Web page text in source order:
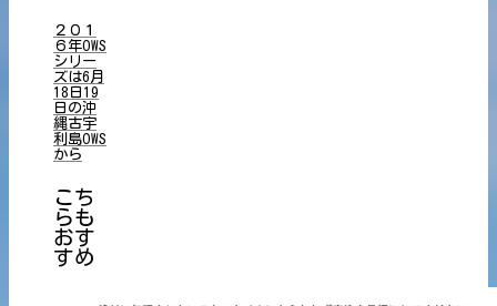
２０１
６年OWS
シリー
ズは6月
18日19
日の沖
縄古宇
利島OWS
から
こち
らも
おす
すめ